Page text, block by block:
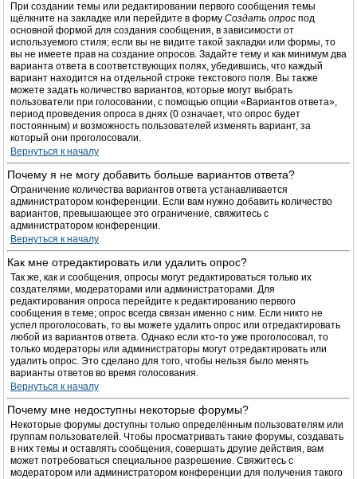
При создании темы или редактировании первого сообщения темы
щёлкните на закладке или перейдите в форму Создать опрос под
основной формой для создания сообщения, в зависимости от
используемого стиля; если вы не видите такой закладки или формы, то
вы не имеете прав на создание опросов. Задайте тему и как минимум два
варианта ответа в соответствующих полях, убедившись, что каждый
вариант находится на отдельной строке текстового поля. Вы также
можете задать количество вариантов, которые могут выбрать
пользователи при голосовании, с помощью опции «Вариантов ответа»,
период проведения опроса в днях (0 означает, что опрос будет
постоянным) и возможность пользователей изменять вариант, за
который они проголосовали.
Вернуться к началу
Почему я не могу добавить больше вариантов ответа?
Ограничение количества вариантов ответа устанавливается
администратором конференции. Если вам нужно добавить количество
вариантов, превышающее это ограничение, свяжитесь с
администратором конференции.
Вернуться к началу
Как мне отредактировать или удалить опрос?
Так же, как и сообщения, опросы могут редактироваться только их
создателями, модераторами или администраторами. Для
редактирования опроса перейдите к редактированию первого
сообщения в теме; опрос всегда связан именно с ним. Если никто не
успел проголосовать, то вы можете удалить опрос или отредактировать
любой из вариантов ответа. Однако если кто-то уже проголосовал, то
только модераторы или администраторы могут отредактировать или
удалить опрос. Это сделано для того, чтобы нельзя было менять
варианты ответов во время голосования.
Вернуться к началу
Почему мне недоступны некоторые форумы?
Некоторые форумы доступны только определённым пользователям или
группам пользователей. Чтобы просматривать такие форумы, создавать
в них темы и оставлять сообщения, совершать другие действия, вам
может потребоваться специальное разрешение. Свяжитесь с
модератором или администратором конференции для получения такого